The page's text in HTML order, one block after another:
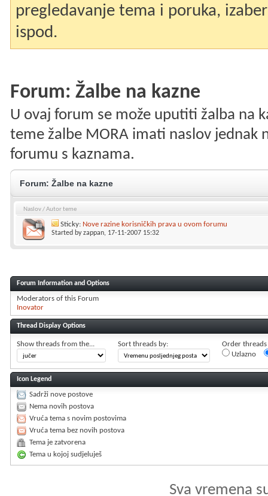
pregledavanje tema i poruka,
ispod.
Forum: Žalbe na kazne
U ovaj forum se može uputiti žalba na
teme žalbe MORA imati naslov jednak
forumu s kaznama.
Forum: Žalbe na kazne
Naslov/Autor teme
Sticky: Nove razine korisničkih prava u ovom forumu
Started byzappan, 17-11-2007 15:32
Forum Information and Options
Moderators of this Forum
Inovator
Thread Display Options
Show threads from the... Sort threads by:
Order threads
Uzlazno
Icon Legend
Sadrži nove postove
Nema novih postova
Vruća tema s novim postovima
Vruća tema bez novih postova
Tema je zatvorena
Tema u kojoj sudjeluješ
Sva vremena